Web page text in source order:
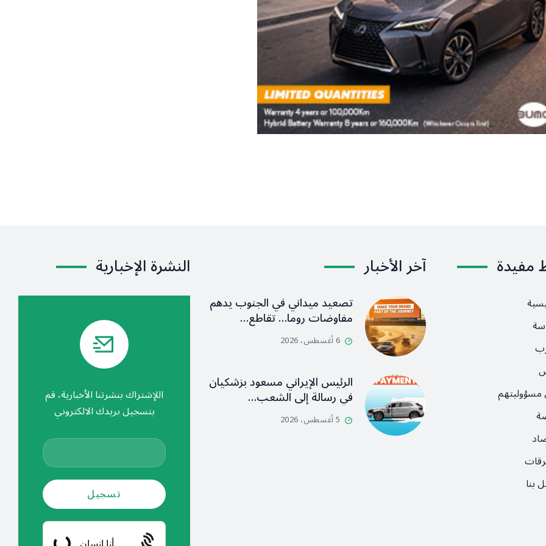
مفيدة
بنا
آخر الأخبار
تصعيد ميداني في الجنوب يدهم
مفاوضات روما… تقاطع…
6 أغسطس، 2026
الرئيس الإيراني مسعود بزشكيان
في رسالة إلى الشعب…
5 أغسطس، 2026
النشرة الإخبارية
اللإشتراك بنشرتنا الأخبارية، قم
بتسجيل بريدك الالكتروني